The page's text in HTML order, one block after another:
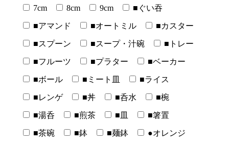
7cm 8cm 9cm ■ぐい吞
■アマンド ■オートミル ■カスター
■スプーン ■スープ・汁碗 ■トレー
■フルーツ ■プラター ■ベーカー
■ボール ■ミート皿 ■ライス
■レンゲ ■丼 ■呑水 ■椀
■湯呑 ■煎茶 ■皿 ■箸置
■茶碗 ■鉢 ■麺鉢 ●オレンジ